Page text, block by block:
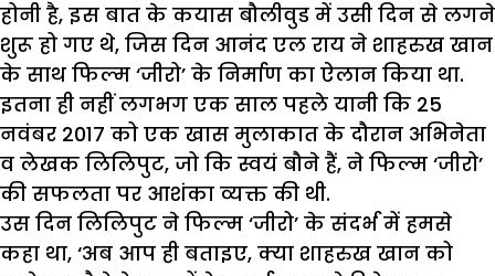
होनी है, इस बात के कयास बौलीवुड में उसी दिन से लगने
शुरू हो गए थे, जिस दिन आनंद एल राय ने शाहरुख खान
के साथ फिल्म ‘जीरो’ के निर्माण का ऐलान किया था.
इतना ही नहीं लगभग एक साल पहले यानी कि 25
नवंबर 2017 को एक खास मुलाकात के दौरान अभिनेता
व लेखक लिलिपुट, जो कि स्वयं बौने हैं, ने फिल्म ‘जीरो’
की सफलता पर आशंका व्यक्त की थी.
उस दिन लिलिपुट ने फिल्म ‘जीरो’ के संदर्भ में हमसे
कहा था, ‘अब आप ही बताइए, क्या शाहरुख खान को